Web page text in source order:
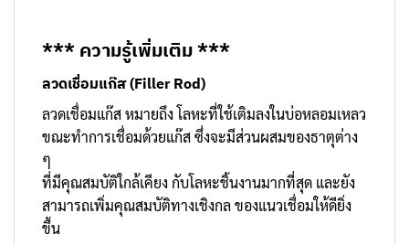
*** ความรู้เพิ่มเติม ***
ลวดเชื่อมแก๊ส (Filler Rod)
ลวดเชื่อมแก๊ส หมายถึง โลหะที่ใช้เติมลงในบ่อหลอมเหลว
ขณะทำการเชื่อมด้วยแก๊ส ซึ่งจะมีส่วนผสมของธาตุต่าง
ๆ
ที่มีคุณสมบัติใกล้เคียง กับโลหะชิ้นงานมากที่สุด และยัง
สามารถเพิ่มคุณสมบัติทางเชิงกล ของแนวเชื่อมให้ดียิ่ง
ขึ้น